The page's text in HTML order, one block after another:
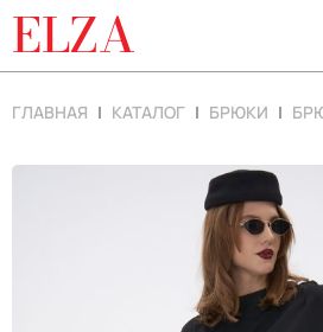
ELZA
ГЛАВНАЯ КАТАЛОГ БРЮКИ